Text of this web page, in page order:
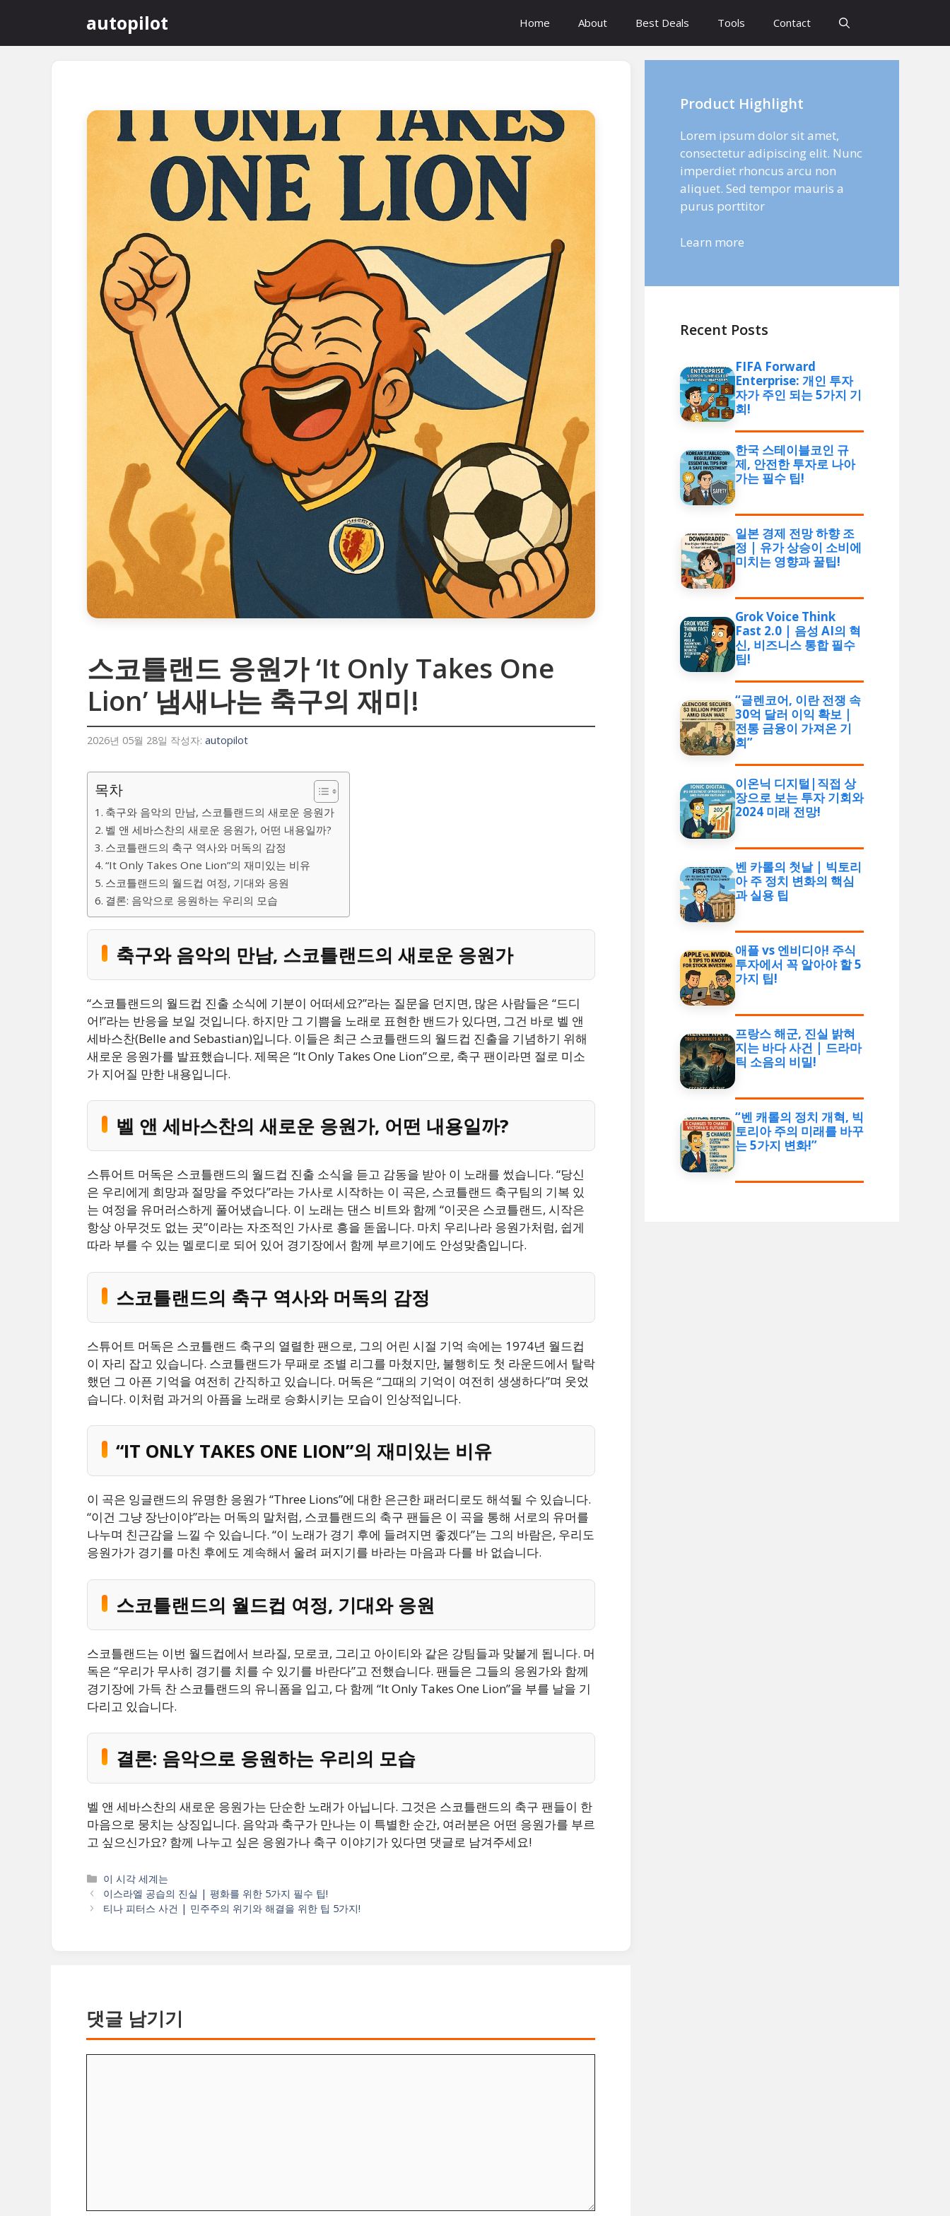
츠
autopilot Home About Best Deals Tools Contact
스코틀랜드 응원가 ‘It Only Takes One
Lion’ 냄새나는 축구의 재미!
2026년 05월 28일 작성자: autopilot
목차
축구와 음악의 만남, 스코틀랜드의 새로운 응원가
벨 앤 세바스찬의 새로운 응원가, 어떤 내용일까?
스코틀랜드의 축구 역사와 머독의 감정
“It Only Takes One Lion”의 재미있는 비유
스코틀랜드의 월드컵 여정, 기대와 응원
결론: 음악으로 응원하는 우리의 모습
축구와 음악의 만남, 스코틀랜드의 새로운 응원가
“스코틀랜드의 월드컵 진출 소식에 기분이 어떠세요?”라는 질문을 던지면, 많은 사람들은 “드디
어!”라는 반응을 보일 것입니다. 하지만 그 기쁨을 노래로 표현한 밴드가 있다면, 그건 바로 벨 앤
세바스찬(Belle and Sebastian)입니다. 이들은 최근 스코틀랜드의 월드컵 진출을 기념하기 위해
새로운 응원가를 발표했습니다. 제목은 “It Only Takes One Lion”으로, 축구 팬이라면 절로 미소
가 지어질 만한 내용입니다.
벨 앤 세바스찬의 새로운 응원가, 어떤 내용일까?
스튜어트 머독은 스코틀랜드의 월드컵 진출 소식을 듣고 감동을 받아 이 노래를 썼습니다. “당신
은 우리에게 희망과 절망을 주었다”라는 가사로 시작하는 이 곡은, 스코틀랜드 축구팀의 기복 있
는 여정을 유머러스하게 풀어냈습니다. 이 노래는 댄스 비트와 함께 “이곳은 스코틀랜드, 시작은
항상 아무것도 없는 곳”이라는 자조적인 가사로 흥을 돋웁니다. 마치 우리나라 응원가처럼, 쉽게
따라 부를 수 있는 멜로디로 되어 있어 경기장에서 함께 부르기에도 안성맞춤입니다.
스코틀랜드의 축구 역사와 머독의 감정
스튜어트 머독은 스코틀랜드 축구의 열렬한 팬으로, 그의 어린 시절 기억 속에는 1974년 월드컵
이 자리 잡고 있습니다. 스코틀랜드가 무패로 조별 리그를 마쳤지만, 불행히도 첫 라운드에서 탈락
했던 그 아픈 기억을 여전히 간직하고 있습니다. 머독은 “그때의 기억이 여전히 생생하다”며 웃었
습니다. 이처럼 과거의 아픔을 노래로 승화시키는 모습이 인상적입니다.
“IT ONLY TAKES ONE LION”의 재미있는 비유
이 곡은 잉글랜드의 유명한 응원가 “Three Lions”에 대한 은근한 패러디로도 해석될 수 있습니다.
“이건 그냥 장난이야”라는 머독의 말처럼, 스코틀랜드의 축구 팬들은 이 곡을 통해 서로의 유머를
나누며 친근감을 느낄 수 있습니다. “이 노래가 경기 후에 들려지면 좋겠다”는 그의 바람은, 우리도
응원가가 경기를 마친 후에도 계속해서 울려 퍼지기를 바라는 마음과 다를 바 없습니다.
스코틀랜드의 월드컵 여정, 기대와 응원
스코틀랜드는 이번 월드컵에서 브라질, 모로코, 그리고 아이티와 같은 강팀들과 맞붙게 됩니다. 머
독은 “우리가 무사히 경기를 치를 수 있기를 바란다”고 전했습니다. 팬들은 그들의 응원가와 함께
경기장에 가득 찬 스코틀랜드의 유니폼을 입고, 다 함께 “It Only Takes One Lion”을 부를 날을 기
다리고 있습니다.
결론: 음악으로 응원하는 우리의 모습
벨 앤 세바스찬의 새로운 응원가는 단순한 노래가 아닙니다. 그것은 스코틀랜드의 축구 팬들이 한
마음으로 뭉치는 상징입니다. 음악과 축구가 만나는 이 특별한 순간, 여러분은 어떤 응원가를 부르
고 싶으신가요? 함께 나누고 싶은 응원가나 축구 이야기가 있다면 댓글로 남겨주세요!
카
테
고
이 시각 세계는
이스라엘 공습의 진실 | 평화를 위한 5가지 필수 팁!
티나 피터스 사건 | 민주주의 위기와 해결을 위한 팁 5가지!
댓글 남기기
Product Highlight
Lorem ipsum dolor sit amet,
consectetur adipiscing elit. Nunc
imperdiet rhoncus arcu non
aliquet. Sed tempor mauris a
purus porttitor
Learn more
Recent Posts
FIFA Forward
Enterprise: 개인 투자
자가 주인 되는 5가지 기
회!
한국 스테이블코인 규
제, 안전한 투자로 나아
가는 필수 팁!
일본 경제 전망 하향 조
정 | 유가 상승이 소비에
미치는 영향과 꿀팁!
Grok Voice Think
Fast 2.0 | 음성 AI의 혁
신, 비즈니스 통합 필수
팁!
“글렌코어, 이란 전쟁 속
30억 달러 이익 확보 |
전통 금융이 가져온 기
회”
이온닉 디지털|직접 상
장으로 보는 투자 기회와
2024 미래 전망!
벤 카롤의 첫날 | 빅토리
아 주 정치 변화의 핵심
과 실용 팁
애플 vs 엔비디아! 주식
투자에서 꼭 알아야 할 5
가지 팁!
프랑스 해군, 진실 밝혀
지는 바다 사건 | 드라마
틱 소음의 비밀!
“벤 캐롤의 정치 개혁, 빅
토리아 주의 미래를 바꾸
는 5가지 변화!”